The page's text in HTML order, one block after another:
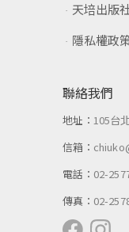
天培出版
隱私權政
聯絡我們
地址：105台
信箱：
電話： 02-
傳真： 02-